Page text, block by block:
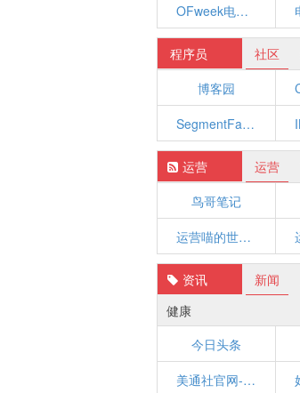
OFweek电子工程网
程序员 社区
博客园
SegmentFault 思否
运营 运营
鸟哥笔记
运营喵的世界 - 一只苦逼的产品运营喵，分享产品运营相关知识。
资讯 新闻
健康
今日头条
美通社官网-PR_Newswire